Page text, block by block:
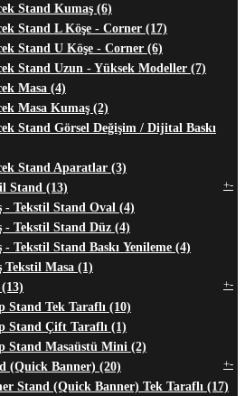
Stand Kumaş (6)
Stand L Köşe - Corner (17)
Stand U Köşe - Corner (6)
Stand Uzun - Yüksek Modeller (7)
Masa (4)
Masa Kumaş (2)
Stand Görsel Değişim / Dijital Baskı
Stand Aparatlar (3)
Stand (13)
+-
- Tekstil Stand Oval (4)
- Tekstil Stand Düz (4)
- Tekstil Stand Baskı Yenileme (4)
Tekstil Masa (1)
+-
Stand Tek Taraflı (10)
Stand Çift Taraflı (1)
Stand Masaüstü Mini (2)
(Quick Banner) (20)
+-
Stand (Quick Banner) Tek Taraflı (17)